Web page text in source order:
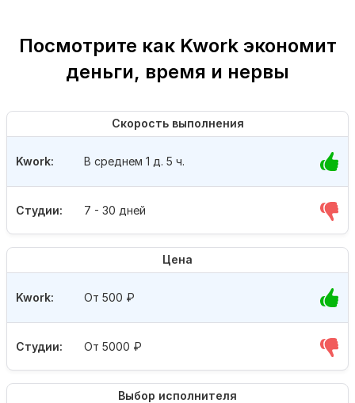
Посмотрите как Kwork экономит
деньги, время и нервы
Скорость выполнения
Студии: 7 - 30 дней
Kwork: В среднем 1 д. 5 ч.
Цена
Студии: От 5000 ₽
Kwork: От 500 ₽
Выбор исполнителя